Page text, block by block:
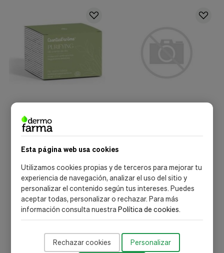
Esta página web usa cookies
Utilizamos cookies propias y de terceros para mejorar tu
experiencia de navegación, analizar el uso del sitio y
personalizar el contenido según tus intereses. Puedes
aceptar todas, personalizar o rechazar. Para más
información consulta nuestraPolítica de cookies.
Rechazar cookies Personalizar
Esential Arôms Crema Dd
Purifying Piel Mixta-Grasa
31,81 €
Añadir al carrito Añadir al carrito